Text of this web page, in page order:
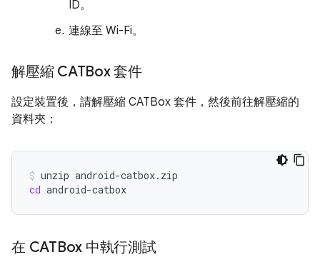
ID。
連線至 Wi-Fi。
解壓縮 CATBox 套件
設定裝置後，請解壓縮 CATBox 套件，然後前往解壓縮的
資料夾：
unzip
cd android-catbox
在 CATBox 中執行測試